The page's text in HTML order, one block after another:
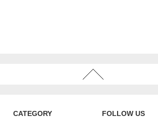
CATEGORY FOLLOW US